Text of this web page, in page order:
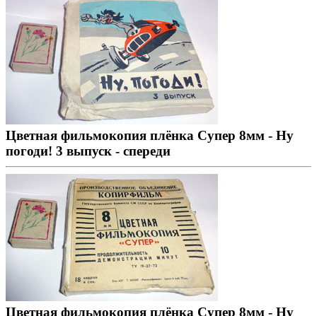
Цветная фильмокопия плёнка Супер 8мм - Ну
погоди! 3 выпуск - спереди
Цветная фильмокопия плёнка Супер 8мм - Ну